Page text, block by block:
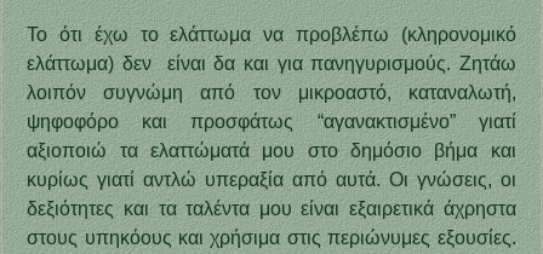
Το ότι έχω το ελάττωμα να προβλέπω (κληρονομικό
ελάττωμα) δεν είναι δα και για πανηγυρισμούς. Ζητάω
λοιπόν συγνώμη από τον μικροαστό, καταναλωτή,
ψηφοφόρο και προσφάτως “αγανακτισμένο” γιατί
αξιοποιώ τα ελαττώματά μου στο δημόσιο βήμα και
κυρίως γιατί αντλώ υπεραξία από αυτά. Οι γνώσεις, οι
δεξιότητες και τα ταλέντα μου είναι εξαιρετικά άχρηστα
στους υπηκόους και χρήσιμα στις περιώνυμες εξουσίες.